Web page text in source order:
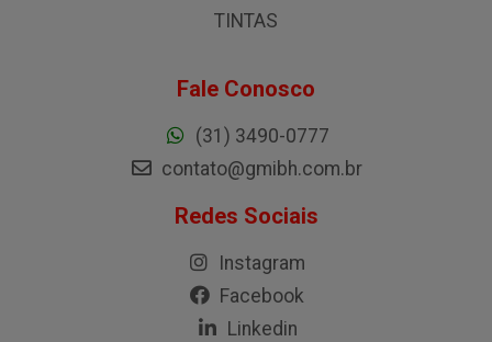
TINTAS
Fale Conosco
(31) 3490-0777
contato@gmibh.com.br
Redes Sociais
Instagram
Facebook
Linkedin